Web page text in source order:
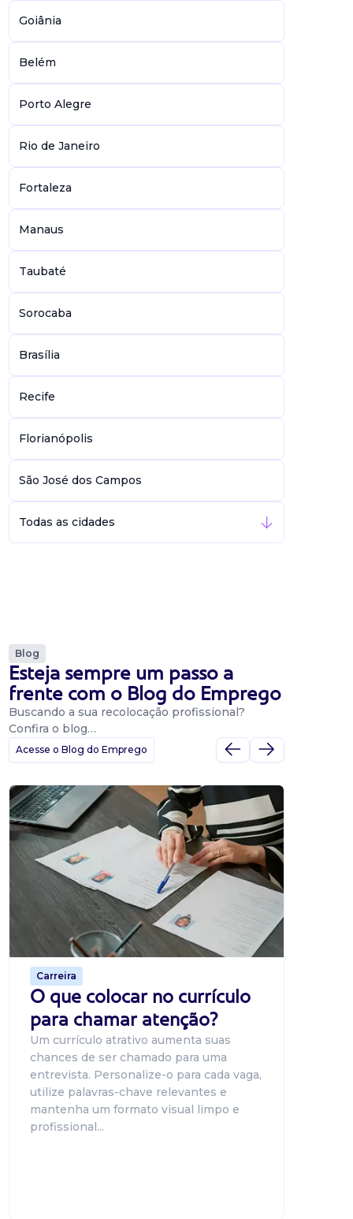
Goiânia
Belém
Porto Alegre
Rio de Janeiro
Fortaleza
Manaus
Taubaté
Sorocaba
Brasília
Recife
Florianópolis
São José dos Campos
Todas as cidades
Blog
Esteja sempre um passo a
frente com o Blog do Emprego
Buscando a sua recolocação profissional?
Confira o blog…
Acesse o Blog do Emprego
Carreira
O que colocar no currículo
para chamar atenção?
Um currículo atrativo aumenta suas
chances de ser chamado para uma
entrevista. Personalize-o para cada vaga,
utilize palavras-chave relevantes e
mantenha um formato visual limpo e
profissional...